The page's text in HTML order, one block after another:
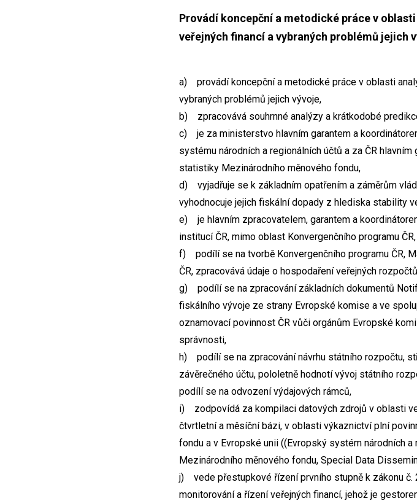
Provádí koncepční a metodické práce v
veřejných financí a vybraných problémů jejich
a) provádí koncepční a metodické práce v oblasti
vybraných problémů jejich vývoje,
b) zpracovává souhrnné analýzy a krátkodobé
c) je za ministerstvo hlavním garantem a
systému národních a regionálních účtů a za ČR
statistiky Mezinárodního měnového fondu,
d) vyjadřuje se k základním opatřením a záměrům
vyhodnocuje jejich fiskální dopady z hlediska stability
e) je hlavním zpracovatelem, garantem a
institucí ČR, mimo oblast Konvergenčního programu ČR,
f) podílí se na tvorbě Konvergenčního programu ČR,
ČR, zpracovává údaje o hospodaření veřejných
g) podílí se na zpracování základních dokumentů
fiskálního vývoje ze strany Evropské komise a ve
oznamovací povinnost ČR vůči orgánům Evropské
správnosti,
h) podílí se na zpracování návrhu státního rozpočtu,
závěrečného účtu, pololetně hodnotí vývoj státního
podílí se na odvození výdajových rámců,
i) zodpovídá za kompilaci datových zdrojů v oblasti
čtvrtletní a měsíční bázi, v oblasti výkaznictví plní
fondu a v Evropské unii ((Evropský systém národních
Mezinárodního měnového fondu, Special Data
j) vede přestupkové řízení prvního stupně k zákonu č.
monitorování a řízení veřejných financí, jehož je